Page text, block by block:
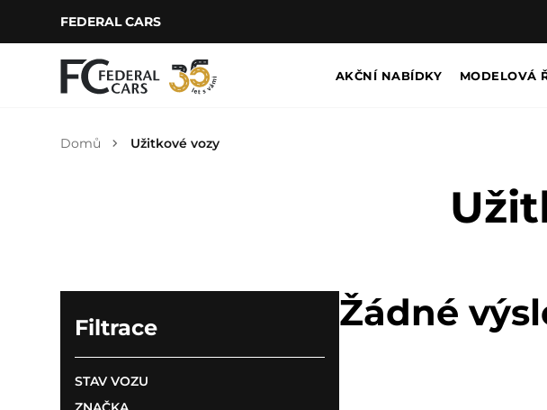
FEDERAL CARS
AKČNÍ NABÍDKY MODELOVÁ
Domů Užitkové vozy
Filtrace
STAV VOZU
Žádné